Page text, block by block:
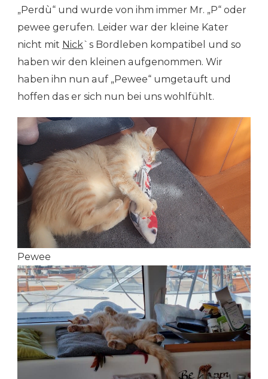
„Perdù“ und wurde von ihm immer Mr. „P“ oder
pewee gerufen. Leider war der kleine Kater
nicht mit Nick`s Bordleben kompatibel und so
haben wir den kleinen aufgenommen. Wir
haben ihn nun auf „Pewee“ umgetauft und
hoffen das er sich nun bei uns wohlfühlt.
Pewee